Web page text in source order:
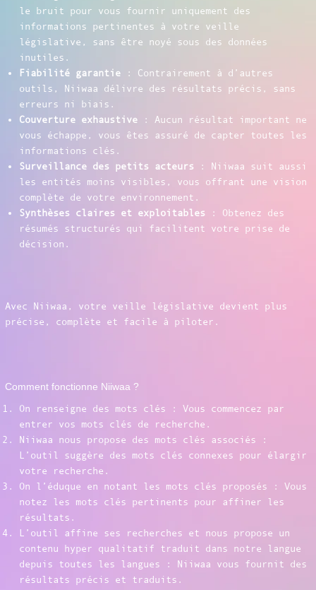
le bruit pour vous fournir uniquement des
informations pertinentes à votre veille
législative, sans être noyé sous des données
inutiles.
Fiabilité garantie : Contrairement à d’autres
outils, Niiwaa délivre des résultats précis, sans
erreurs ni biais.
Couverture exhaustive : Aucun résultat important ne
vous échappe, vous êtes assuré de capter toutes les
informations clés.
Surveillance des petits acteurs : Niiwaa suit aussi
les entités moins visibles, vous offrant une vision
complète de votre environnement.
Synthèses claires et exploitables : Obtenez des
résumés structurés qui facilitent votre prise de
décision.
Avec Niiwaa, votre veille législative devient plus
précise, complète et facile à piloter.
Comment fonctionne Niiwaa ?
On renseigne des mots clés : Vous commencez par
entrer vos mots clés de recherche.
Niiwaa nous propose des mots clés associés :
L’outil suggère des mots clés connexes pour élargir
votre recherche.
On l’éduque en notant les mots clés proposés : Vous
notez les mots clés pertinents pour affiner les
résultats.
L’outil affine ses recherches et nous propose un
contenu hyper qualitatif traduit dans notre langue
depuis toutes les langues : Niiwaa vous fournit des
résultats précis et traduits.